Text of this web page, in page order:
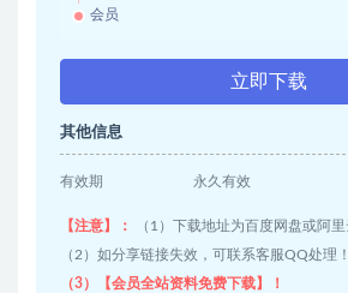
会员
立即下载
其他信息
有效期 永久有效
【注意】：
（1）下载地址为百度网盘或阿里
（2）如分享链接失效，可联系客服QQ处理！
（3）【会员全站资料免费下载】！